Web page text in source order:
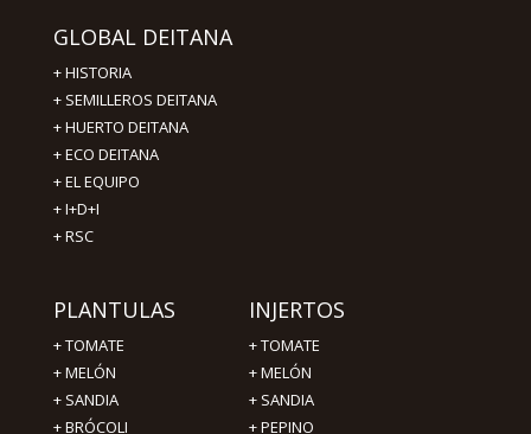
GLOBAL DEITANA
+HISTORIA
+ SEMILLEROS DEITANA
+HUERTO DEITANA
+ECO DEITANA
+EL EQUIPO
+I+D+I
+RSC
PLANTULAS
+TOMATE
+MELÓN
+ SANDIA
+BRÓCOLI
INJERTOS
+TOMATE
+MELÓN
+ SANDIA
+PEPINO